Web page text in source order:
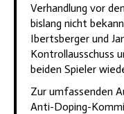
Verhandlung vor
bislang nicht
Ibertsberger und
Kontrollausschuss
beiden Spieler
Zur umfassenden
Anti-Doping-